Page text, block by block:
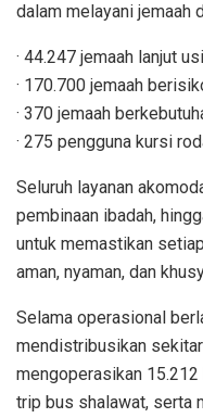
dalam melayani jemaah
· 44.247 jemaah lanjut
· 170.700 jemaah
· 370 jemaah
· 275 pengguna kursi
Seluruh layanan
pembinaan ibadah,
untuk memastikan
aman, nyaman, dan
Selama operasional
mendistribusikan
mengoperasikan
trip bus shalawat, serta